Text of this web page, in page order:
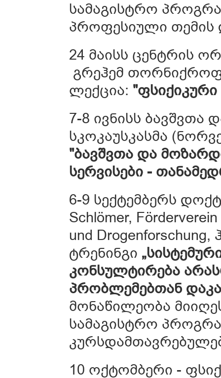
სამაგისტრო
პროფესიული თემის
24 მაისს ცენტრის
გრეჰემ
ლექცია:
7-8 ივნისს
სკოკაუსკასმა
"ბავშვთა და
სერვისები -
6-9 სექტემბერს
Schlömer,
und
ტრენინგი
კონსულტირება
პრობლემებთან
მონაწილეობა
სამაგისტრო
10 ოქტომბერი -